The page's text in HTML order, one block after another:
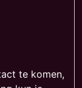
te komen,